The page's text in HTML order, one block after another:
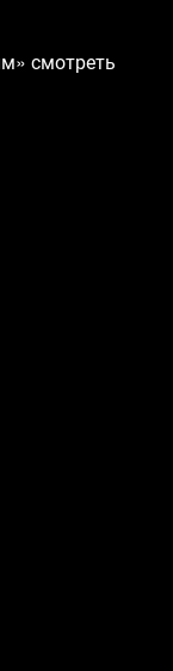
смотреть